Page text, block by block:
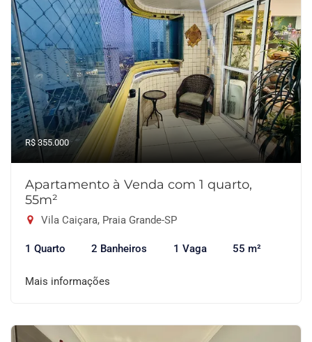
R$ 355.000
Apartamento à Venda com 1 quarto,
55m²
Vila Caiçara, Praia Grande-SP
1 Quarto 2 Banheiros 1 Vaga 55 m²
Mais informações